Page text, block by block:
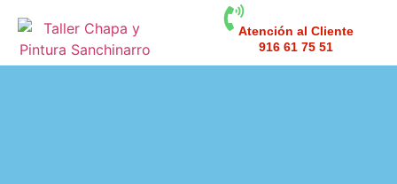
Atención al Cliente
916 61 75 51